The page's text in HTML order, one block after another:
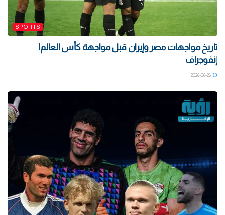
SPORTS
تاريخ مواجهات مصر وإيران قبل مواجهة كأس العالم|
إنفوجراف